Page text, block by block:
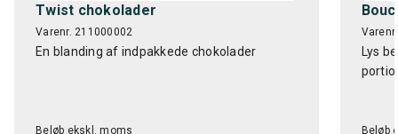
Twist chokolader
Varenr. 211000002
En blanding af indpakkede chokolader
Beløb ekskl. moms
Lys
Beløb